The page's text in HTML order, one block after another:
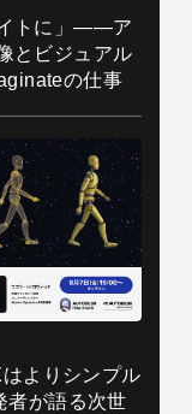
イトに」――ア
とビジュアル
の仕事
よりシンプル
者が語る次世